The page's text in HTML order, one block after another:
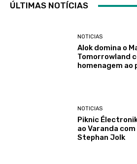
ÚLTIMAS NOTÍCIAS
NOTICIAS
Alok domina o
Tomorrowland
homenagem ao
NOTICIAS
Piknic
ao Varanda com
Stephan Jolk